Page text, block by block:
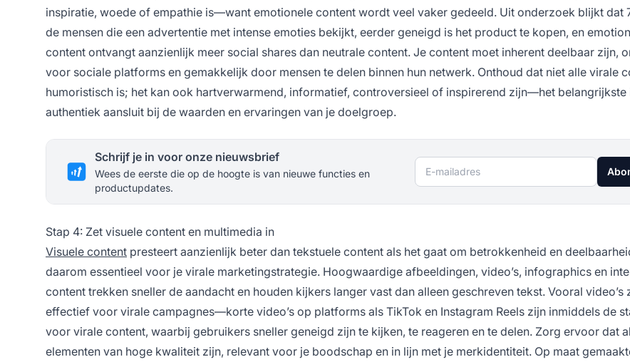
inspiratie, woede of empathie is—want emotionele content wordt veel vaker gedeeld. Uit onderzoek blijkt dat
de mensen die een advertentie met intense emoties bekijkt, eerder geneigd is het product te kopen, en
content ontvangt aanzienlijk meer social shares dan neutrale content. Je content moet inherent deelbaar zijn,
voor sociale platforms en gemakkelijk door mensen te delen binnen hun netwerk. Onthoud dat niet alle virale
humoristisch is; het kan ook hartverwarmend, informatief, controversieel of inspirerend zijn—het belangrijkste
authentiek aansluit bij de waarden en ervaringen van je doelgroep.
Schrijf je in voor onze nieuwsbrief
Wees de eerste die op de hoogte is van nieuwe functies en
productupdates.
E-mailadres
Stap 4: Zet visuele content en multimedia in
Visuele content presteert aanzienlijk beter dan tekstuele content als het gaat om betrokkenheid en
daarom essentieel voor je virale marketingstrategie. Hoogwaardige afbeeldingen, video’s, infographics en
content trekken sneller de aandacht en houden kijkers langer vast dan alleen geschreven tekst. Vooral video’s
effectief voor virale campagnes—korte video’s op platforms als TikTok en Instagram Reels zijn inmiddels de
voor virale content, waarbij gebruikers sneller geneigd zijn te kijken, te reageren en te delen. Zorg ervoor dat
elementen van hoge kwaliteit zijn, relevant voor je boodschap en in lijn met je merkidentiteit. Op maat